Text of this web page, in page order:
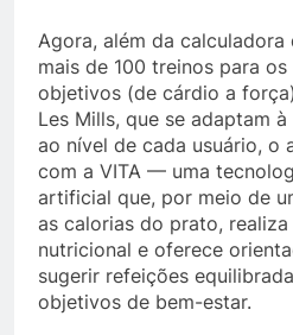
Agora, além da
mais de 100 treinos para
objetivos (de cárdio a
Les Mills, que se adaptam
ao nível de cada usuário, o
com a VITA — uma
artificial que, por meio de
as calorias do prato, realiza
nutricional e oferece
sugerir refeições
objetivos de bem-estar.